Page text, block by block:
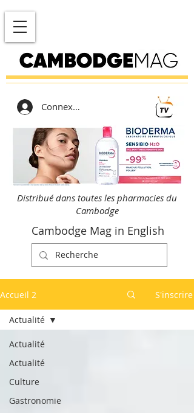
Connexion
Distribué dans toutes les pharmacies du
Cambodge
Cambodge Mag in English
Accueil 2 S'inscrire
Actualité
Actualité
Culture
Gastronomie
Actualité